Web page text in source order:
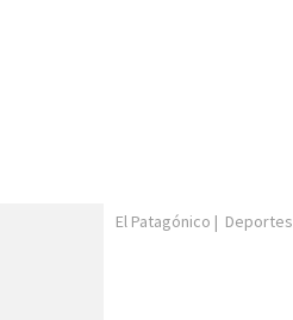
El Patagónico | Deportes